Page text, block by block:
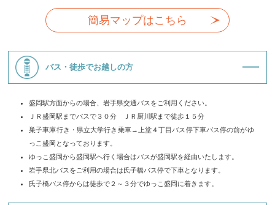
簡易マップはこちら
バス・徒歩でお越しの方
盛岡駅方面からの場合、岩手県交通バスをご利用ください。
ＪＲ盛岡駅までバスで３０分 ＪＲ厨川駅まで徒歩１５分
巣子車庫行き・県立大学行き乗車→上堂４丁目バス停下車バス停の前がゆ
っこ盛岡となっております。
ゆっこ盛岡から盛岡駅へ行く場合はバスが盛岡駅を経由いたします。
岩手県北バスをご利用の場合は氏子橋バス停で下車となります。
氏子橋バス停からは徒歩で２～３分でゆっこ盛岡に着きます。